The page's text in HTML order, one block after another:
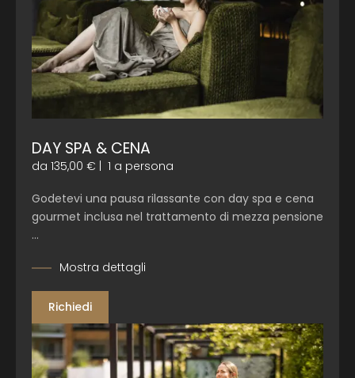
DAY SPA & CENA
da 135,00 € 1 a persona
Godetevi una pausa rilassante con day spa e cena
gourmet inclusa nel trattamento di mezza pensione
…
Mostra dettagli
Richiedi